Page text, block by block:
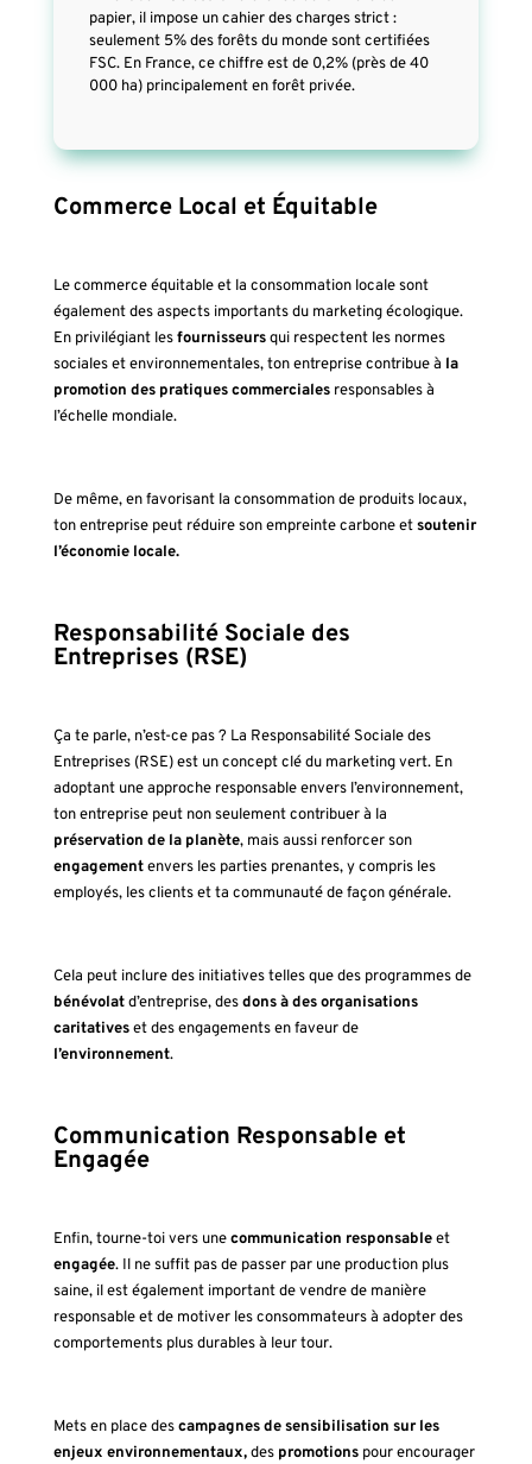
papier, il impose un cahier des charges strict :
seulement 5% des forêts du monde sont certifiées
FSC. En France, ce chiffre est de 0,2% (près de 40
000 ha) principalement en forêt privée.
Commerce Local et Équitable
Le commerce équitable et la consommation locale sont
également des aspects importants du marketing écologique.
En privilégiant lesfournisseursqui respectent les normes
sociales et environnementales, ton entreprise contribue à la
promotion des pratiques commerciales responsables à
l’échelle mondiale.
De même, en favorisant la consommation de produits locaux,
ton entreprise peut réduire son empreinte carbone etsoutenir
l’économie locale.
Responsabilité Sociale des
Entreprises (RSE)
Ça te parle, n’est-ce pas ? La Responsabilité Sociale des
Entreprises (RSE) est un concept clé du marketing vert. En
adoptant une approche responsable envers l’environnement,
ton entreprise peut non seulement contribuer à la
préservation de la planète, mais aussi renforcer son
engagementenvers les parties prenantes, y compris les
employés, les clients et ta communauté de façon générale.
Cela peut inclure des initiatives telles que des programmes de
bénévolatd’entreprise, desdons à des organisations
caritativeset des engagements en faveur de
l’environnement.
Communication Responsable et
Engagée
Enfin, tourne-toi vers unecommunication responsableet
engagée. Il ne suffit pas de passer par une production plus
saine, il est également important de vendre de manière
responsable et de motiver les consommateurs à adopter des
comportements plus durables à leur tour.
Mets en place descampagnes de sensibilisation sur les
enjeux environnementaux,des promotions pour encourager